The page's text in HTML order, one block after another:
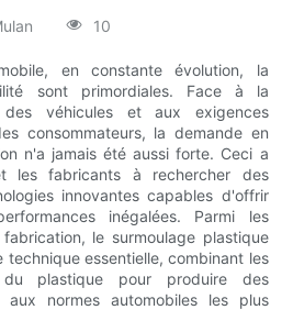
10
en constante évolution, la
sont primordiales. Face à la
des véhicules et aux exigences
consommateurs, la demande en
n'a jamais été aussi forte. Ceci a
les fabricants à rechercher des
innovantes capables d'offrir
inégalées. Parmi les
le surmoulage plastique
technique essentielle, combinant les
plastique pour produire des
aux normes automobiles les plus